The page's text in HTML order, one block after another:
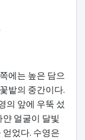
에는 높은 담으
밭의 중간이다.
의 앞에 우뚝 섰
얼굴이 달빛
었다. 수영은